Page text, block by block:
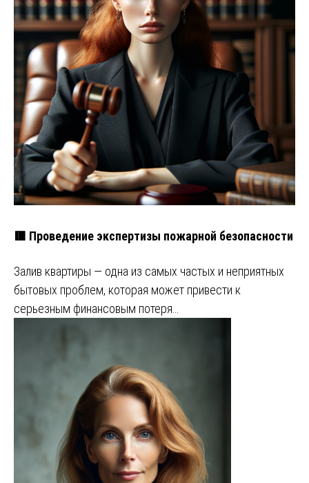
🟥 Проведение экспертизы пожарной безопасности
Залив квартиры — одна из самых частых и неприятных
бытовых проблем, которая может привести к
серьезным финансовым потеря…